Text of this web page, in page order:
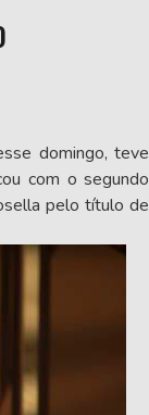
domingo, teve
com o segundo
pelo título de